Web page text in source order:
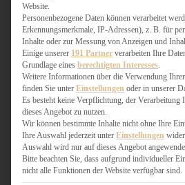
BURGER
FIX
GRILLEN
Website.
Personenbezogene Daten können verarbeitet
Erkennungsmerkmale, IP-Adressen), z. B. für
Inhalte oder zur Messung von Anzeigen und
Einige unserer 191 Partner verarbeiten Ihre
Grundlage eines berechtigten Interesses
Weitere Informationen über die Verwendung
finden Sie unter Einstellungen oder in unserer
Es besteht keine Verpflichtung, der Verarbeitung
dieses Angebot zu nutzen.
Wir können bestimmte Inhalte nicht ohne Ihre
Ihre Auswahl jederzeit unter Einstellungen
Auswahl wird nur auf dieses Angebot
Bitte beachten Sie, dass aufgrund individueller
nicht alle Funktionen der Website verfügbar sind.